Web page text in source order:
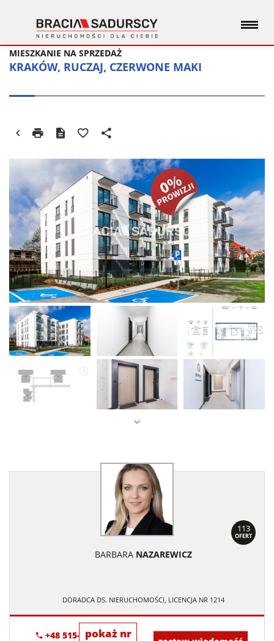
KRAKÓW, RUCZAJ, CZERWONE MAKI
MIESZKANIE NA SPRZEDAŻ
113
OFERT
BARBARA NAZAREWICZ
DORADCA DS. NIERUCHOMOŚCI, LICENCJA NR 1214
pokaż nr
+48 515-634-552